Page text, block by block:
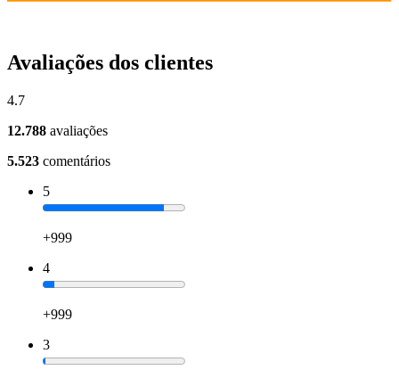
Avaliações dos clientes
4.7
12.788 avaliações
5.523 comentários
5
+999
4
+999
3